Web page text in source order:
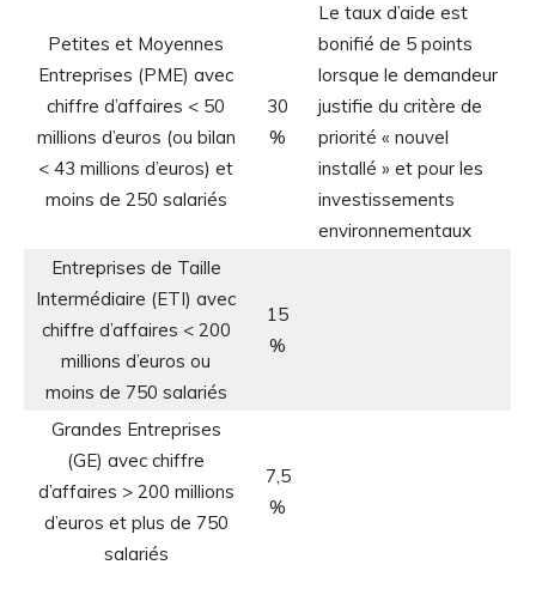
Petites et Moyennes
Entreprises (PME) avec
chiffre d’affaires < 50
millions d’euros (ou bilan
< 43 millions d’euros) et
moins de 250 salariés
30
%
Le taux d’aide est
bonifié de 5 points
lorsque le demandeur
justifie du critère de
priorité « nouvel
installé » et pour les
investissements
environnementaux
Entreprises de Taille
Intermédiaire (ETI) avec
chiffre d’affaires < 200
millions d’euros ou
moins de 750 salariés
15
%
Grandes Entreprises
(GE) avec chiffre
d’affaires > 200 millions
d’euros et plus de 750
salariés
7,5
%